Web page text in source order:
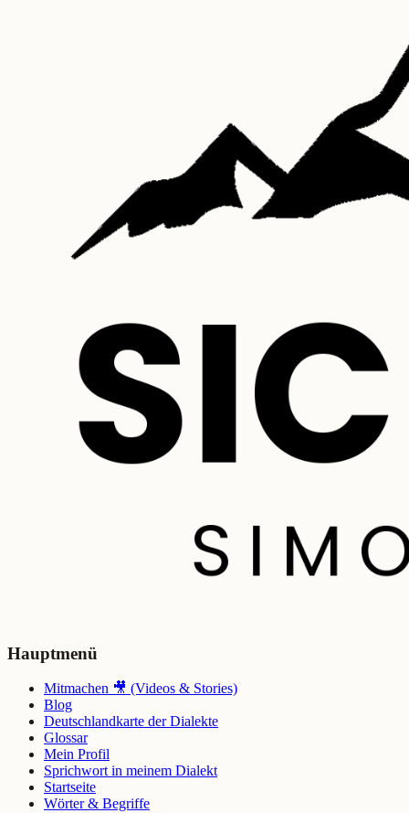
Hauptmenü
Mitmachen 🎥 (Videos & Stories)
Blog
Deutschlandkarte der Dialekte
Glossar
Mein Profil
Sprichwort in meinem Dialekt
Startseite
Wörter & Begriffe